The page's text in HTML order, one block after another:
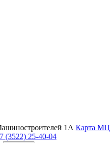
1А Карта МЦ
(3522) 25-40-04